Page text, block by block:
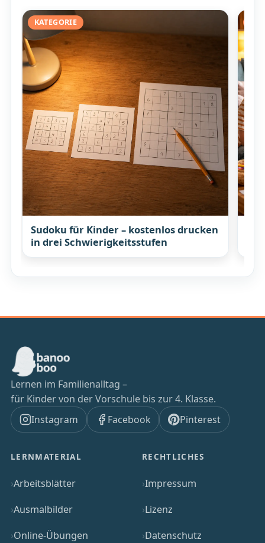
KATEGORIE
Sudoku für Kinder – kostenlos drucken
in drei Schwierigkeitsstufen
Lernen im Familienalltag –
für Kinder von der Vorschule bis zur 4. Klasse.
Instagram
Facebook Pinterest
LERNMATERIAL
Arbeitsblätter
Ausmalbilder
Online-Übungen
RECHTLICHES
Impressum
Lizenz
Datenschutz